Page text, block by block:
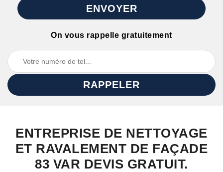
On vous rappelle gratuitement
ENTREPRISE DE NETTOYAGE
ET RAVALEMENT DE FAÇADE
83 VAR DEVIS GRATUIT.